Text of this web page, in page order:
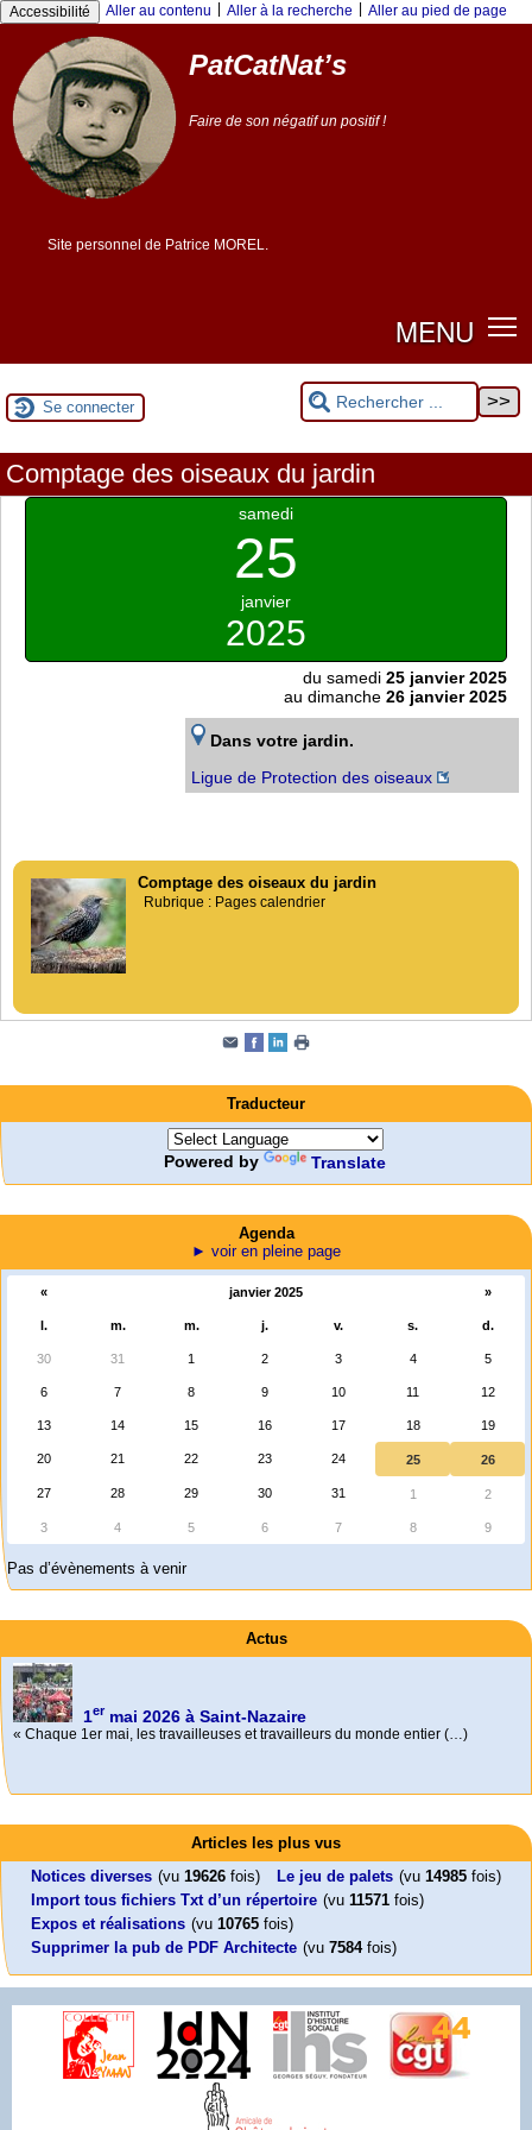
Panneau de gestion des cookies
Accessibilité Aller au contenu Aller à la recherche Aller au pied de page
PatCatNat’s
Faire de son négatif un positif !
Site personnel de Patrice MOREL.
MENU
Se connecter
Comptage des oiseaux du jardin
samedi
25
janvier
2025
du samedi 25 janvier 2025
au dimanche 26 janvier 2025
Dans votre jardin.
Ligue de Protection des oiseaux
Comptage des oiseaux du jardin
Rubrique : Pages calendrier
Traducteur
Powered by Translate
Agenda
► voir en pleine page
« janvier 2025 »
l. m. m. j. v. s. d.
30 31 1 2 3 4 5
6 7 8 9 10 11 12
13 14 15 16 17 18 19
20 21 22 23 24 25 26
27 28 29 30 31 1 2
3 4 5 6 7 8 9
Pas d’évènements à venir
Actus
1er mai 2026 à Saint-Nazaire
« Chaque 1er mai, les travailleuses et travailleurs du monde entier (…)
Foutez-nous la paix !
Aujourd’hui, mercredi 18 mars 2026, le président de la République
Emmanuel (…)
Leonard Peltier libre !
Leonard Peltier, un Amérindien condamné deux fois à la prison à vie pour
un (…)
En Pays-de-la-Loire le couperet est tombé !
« La présidente Horizons de la région Pays de la Loire veut faire voter ce (…)
Mon CV... Cette perle indique une nouveauté, ou le dernier travail (…)
Articles les plus vus
Notices diverses (vu 19626 fois) Le jeu de palets (vu 14985 fois)
Import tous fichiers Txt d’un répertoire (vu 11571 fois)
Expos et réalisations (vu 10765 fois)
Supprimer la pub de PDF Architecte (vu 7584fois)